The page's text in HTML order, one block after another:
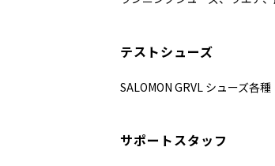
テストシューズ
SALOMON GRVL シューズ各種
サポートスタッフ